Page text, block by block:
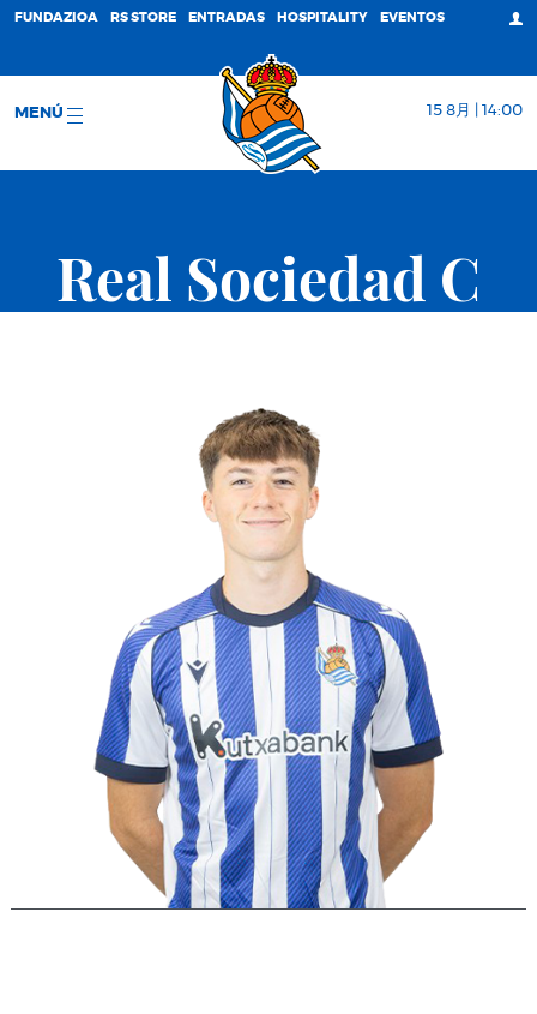
FUNDAZIOA RS STORE ENTRADAS HOSPITALITY EVENTOS
MENÚ 15 8月 | 14:00
Real Sociedad C